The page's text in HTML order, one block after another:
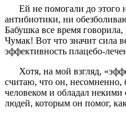
Ей не помогали до этого
антибиотики, ни
Бабушка все время говорила,
Чумак! Вот что значит сила
эффективность плацебо-
Хотя, на мой взгляд,
считаю, что он,
человеком и обладал
людей, которым он помог,